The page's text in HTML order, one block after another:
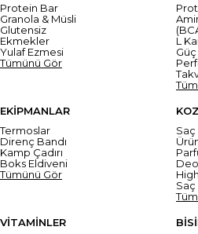
Protein Bar
Granola & Müsli
Glutensiz
Ekmekler
Yulaf Ezmesi
Tümünü Gör
L
EKİPMANLAR
Termoslar
Direnç Bandı
Kamp Çadırı
Boks Eldiveni
Tümünü Gör
Saç
Saç
VİTAMİNLER